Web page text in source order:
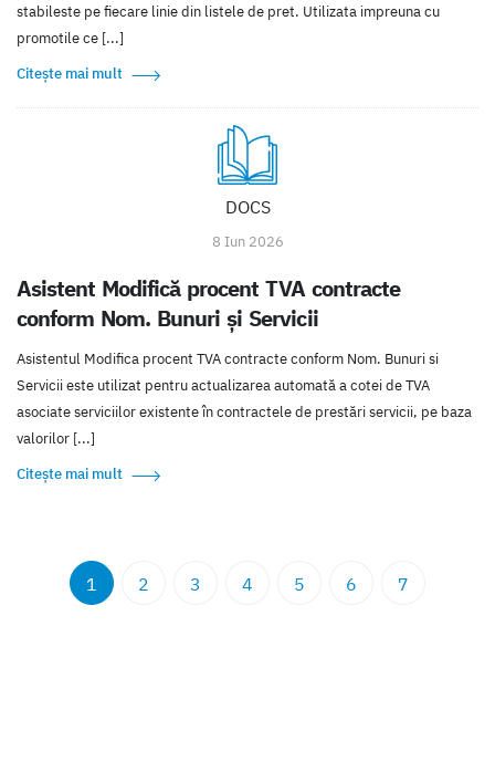
stabileste pe fiecare linie din listele de pret. Utilizata impreuna cu
promotile ce [...]
Citește mai mult
DOCS
8 Iun 2026
Asistent Modifică procent TVA contracte
conform Nom. Bunuri și Servicii
Asistentul Modifica procent TVA contracte conform Nom. Bunuri si
Servicii este utilizat pentru actualizarea automată a cotei de TVA
asociate serviciilor existente în contractele de prestări servicii, pe baza
valorilor [...]
Citește mai mult
1 2 3 4 5 6 7